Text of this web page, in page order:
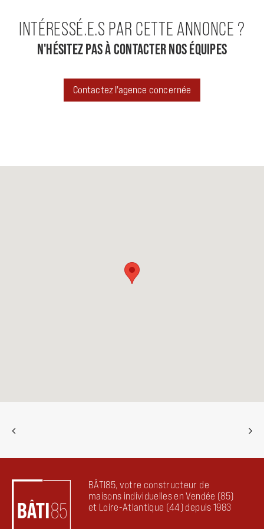
N'HÉSITEZ PAS À CONTACTER NOS ÉQUIPES
INTÉRESSÉ.E.S PAR CETTE ANNONCE ?
Contactez l'agence concernée
BÂTI85, votre constructeur de
maisons individuelles en Vendée (85)
et Loire-Atlantique (44) depuis 1983